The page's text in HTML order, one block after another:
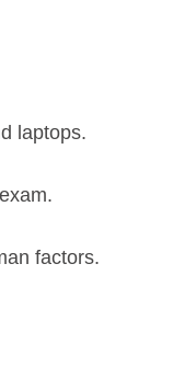
laptops.
factors.